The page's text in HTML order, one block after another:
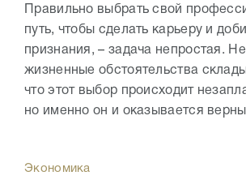
Правильно выбрать свой
путь, чтобы сделать карьеру и
признания, – задача непростая.
жизненные обстоятельства
что этот выбор происходит
но именно он и оказывается
Экономика